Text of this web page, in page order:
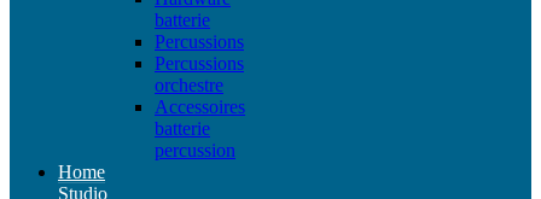
batterie
Percussions
Percussions
orchestre
Accessoires
batterie
percussion
Home
Studio